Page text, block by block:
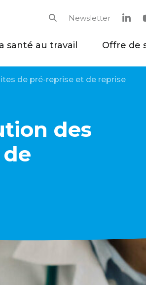
Newsletter
santé au travail Offre de
des
de pré-reprise et de reprise